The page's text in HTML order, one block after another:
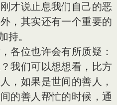
才说止息我们自己的恶
，其实还有一个重要的
持。
位也许会有所质疑：
我们可以想想看，比方
，如果是世间的善人，
的善人帮忙的时候，通